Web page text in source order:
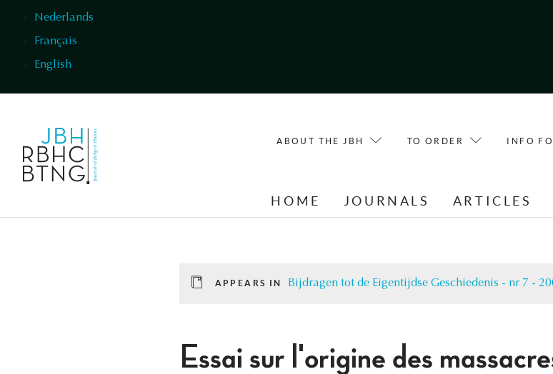
Nederlands
Français
English
ABOUT THE JBH TO ORDER INFO
HOME JOURNALS ARTICLES
APPEARS IN Bijdragen tot de Eigentijdse Geschiedenis - nr 7 -
Essai sur l'origine des